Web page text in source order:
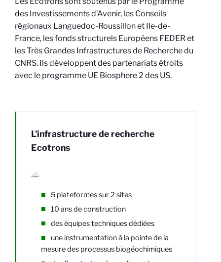
des Investissements d’Avenir, les Conseils
régionaux Languedoc-Roussillon et Ile-de-
France, les fonds structurels Européens FEDER et
les Très Grandes Infrastructures de Recherche du
CNRS. Ils développent des partenariats étroits
avec le programme UE Biosphere 2 des US.
L'infrastructure de recherche
Ecotrons
5 plateformes sur 2 sites
10 ans de construction
des équipes techniques dédiées
une instrumentation à la pointe de la
mesure des processus biogéochimiques